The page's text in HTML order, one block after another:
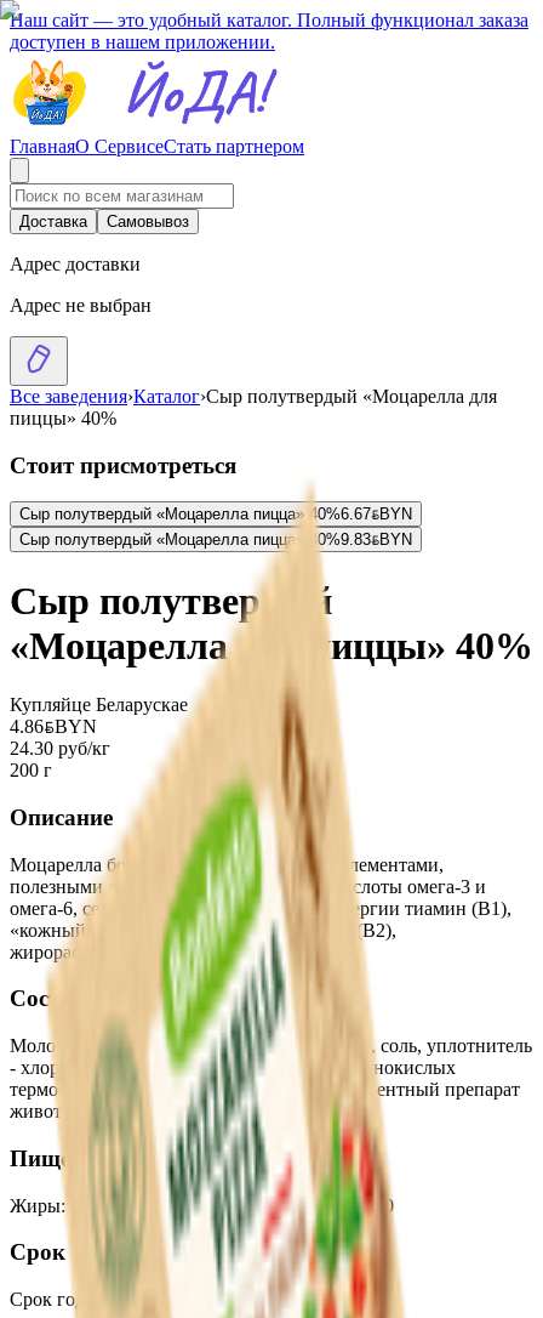
Наш сайт — это удобный каталог. Полный функционал заказа
доступен в нашем приложении.
ГлавнаяО СервисеСтать партнером
Доставка Самовывоз
Адрес доставки
Адрес не выбран
Все заведения›Каталог›Сыр полутвердый «Моцарелла для
пиццы» 40%
Стоит присмотреться
Сыр полутвердый «Моцарелла пицца» 40%6.67BYNBYN
Сыр полутвердый «Моцарелла пицца» 40%9.83BYNBYN
Сыр полутвердый
«Моцарелла для пиццы» 40%
Купляйце Беларускае
4.86BYNBYN
24.30 руб/кг
200 г
Описание
Моцарелла богата витаминами и микроэлементами,
полезными для кожи и волос: жирные кислоты омега-3 и
омега-6, селен и йод, железо, витамин энергии тиамин (В1),
«кожный» витамин красоты рибофлавин (В2),
жирорастворимые витамины A и E.
Состав
Молоко нормализованное пастеризованное, соль, уплотнитель
- хлорид кальция, закваска на основе молочнокислых
термофильных и мезофильных культр, ферментный препарат
животного происхождения.
Пищевая ценность на 100г
Жиры: Белки 23 Калории: 286 Углеводы 0
Срок годности
Срок годности: 120 суток